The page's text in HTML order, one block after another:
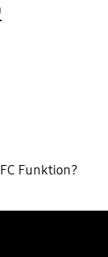
Funktion?